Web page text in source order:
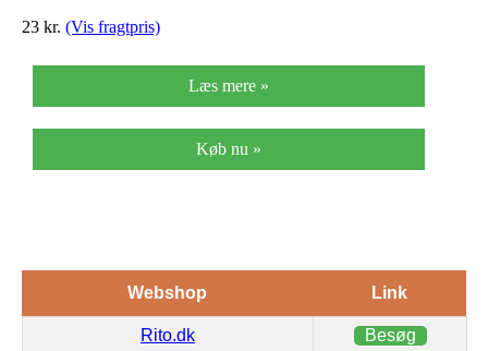
23 kr. (Vis fragtpris)
Læs mere »
Køb nu »
Webshop Link
Rito.dk Besøg